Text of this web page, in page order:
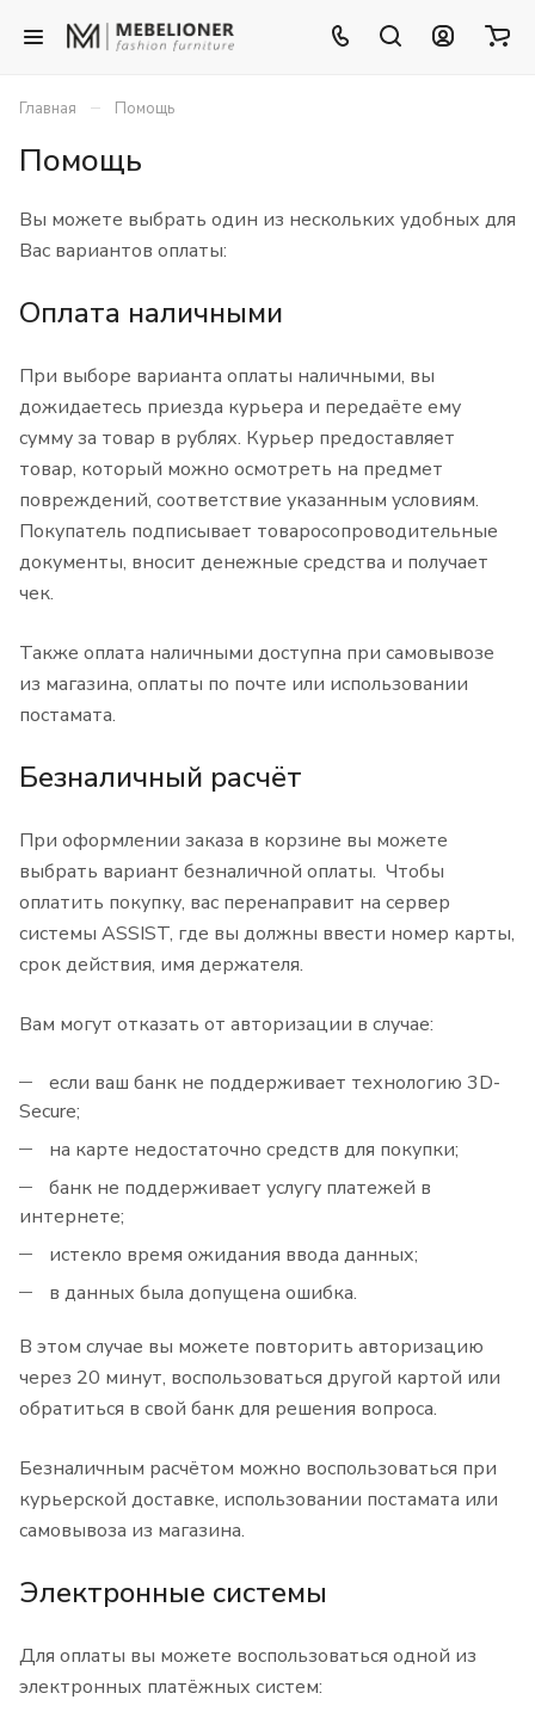
Главная – Помощь
Помощь
Вы можете выбрать один из нескольких удобных для
Вас вариантов оплаты:
Оплата наличными
При выборе варианта оплаты наличными, вы
дожидаетесь приезда курьера и передаёте ему
сумму за товар в рублях. Курьер предоставляет
товар, который можно осмотреть на предмет
повреждений, соответствие указанным условиям.
Покупатель подписывает товаросопроводительные
документы, вносит денежные средства и получает
чек.
Также оплата наличными доступна при самовывозе
из магазина, оплаты по почте или использовании
постамата.
Безналичный расчёт
При оформлении заказа в корзине вы можете
выбрать вариант безналичной оплаты. Чтобы
оплатить покупку, вас перенаправит на сервер
системы ASSIST, где вы должны ввести номер карты,
срок действия, имя держателя.
Вам могут отказать от авторизации в случае:
если ваш банк не поддерживает технологию 3D-
Secure;
на карте недостаточно средств для покупки;
банк не поддерживает услугу платежей в
интернете;
истекло время ожидания ввода данных;
в данных была допущена ошибка.
В этом случае вы можете повторить авторизацию
через 20 минут, воспользоваться другой картой или
обратиться в свой банк для решения вопроса.
Безналичным расчётом можно воспользоваться при
курьерской доставке, использовании постамата или
самовывоза из магазина.
Электронные системы
Для оплаты вы можете воспользоваться одной из
электронных платёжных систем: